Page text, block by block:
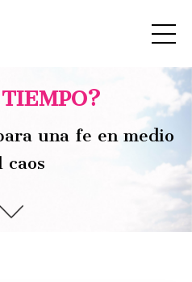
una fe en medio
caos